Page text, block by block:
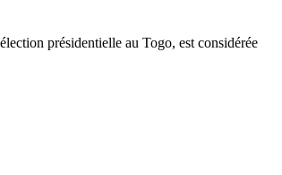
présidentielle au Togo, est considérée